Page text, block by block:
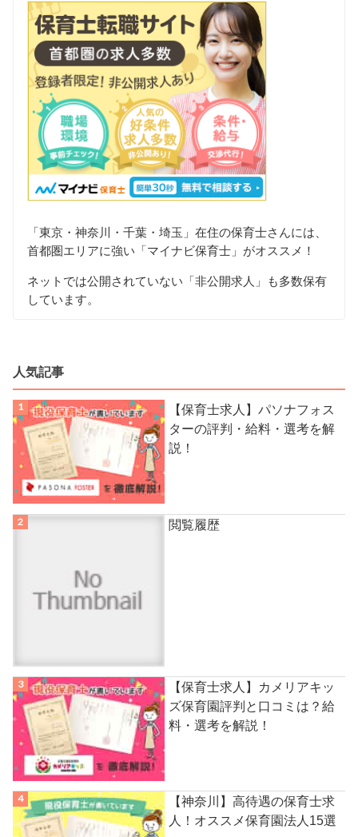
「東京・神奈川・千葉・埼玉」在住の保育士さんには、
首都圏エリアに強い「マイナビ保育士」がオススメ！
ネットでは公開されていない「非公開求人」も多数保有
しています。
人気記事
【保育士求人】パソナフォス
ターの評判・給料・選考を解
説！
閲覧履歴
【保育士求人】カメリアキッ
ズ保育園評判と口コミは？給
料・選考を解説！
【神奈川】高待遇の保育士求
人！オススメ保育園法人15選